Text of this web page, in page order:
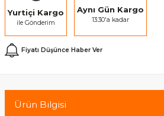
Yurtiçi Kargo
ile Gönderim
Aynı Gün Kargo
13:30'a kadar
Fiyatı Düşünce Haber Ver
Ürün Bilgisi